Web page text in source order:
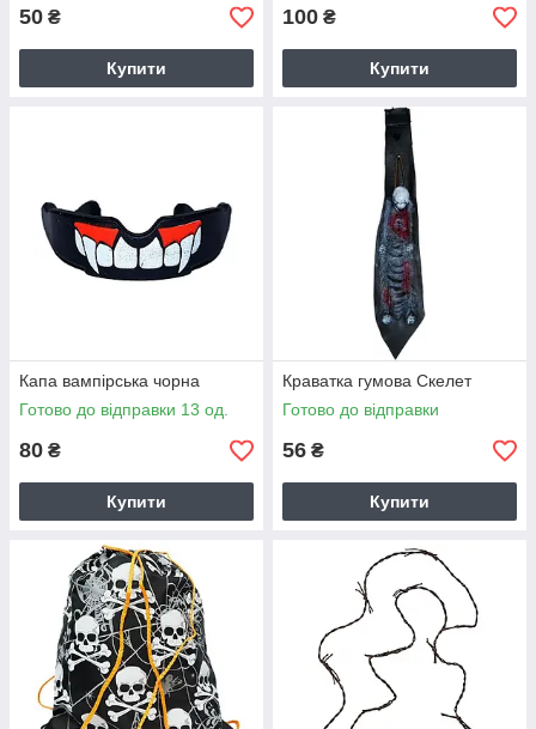
50 ₴
Купити
100 ₴
Купити
Капа вампірська чорна
Готово до відправки 13 од.
80 ₴
Купити
Краватка гумова Скелет
Готово до відправки
56 ₴
Купити